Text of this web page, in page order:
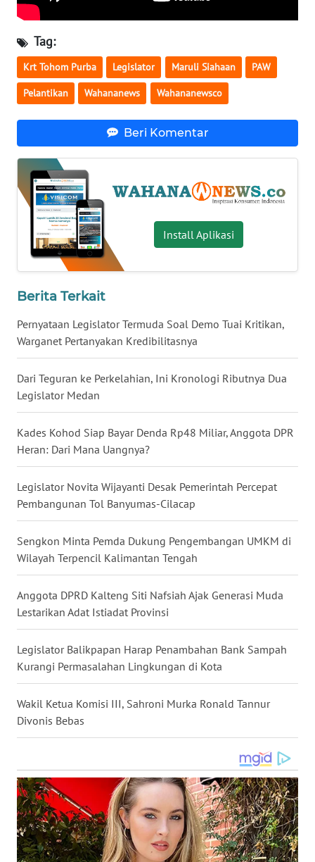
Tag:
Krt Tohom Purba Legislator Maruli Siahaan PAW
Pelantikan Wahananews Wahananewsco
Beri Komentar
Install Aplikasi
Berita Terkait
Pernyataan Legislator Termuda Soal Demo Tuai Kritikan,
Warganet Pertanyakan Kredibilitasnya
Dari Teguran ke Perkelahian, Ini Kronologi Ributnya Dua
Legislator Medan
Kades Kohod Siap Bayar Denda Rp48 Miliar, Anggota DPR
Heran: Dari Mana Uangnya?
Legislator Novita Wijayanti Desak Pemerintah Percepat
Pembangunan Tol Banyumas-Cilacap
Sengkon Minta Pemda Dukung Pengembangan UMKM di
Wilayah Terpencil Kalimantan Tengah
Anggota DPRD Kalteng Siti Nafsiah Ajak Generasi Muda
Lestarikan Adat Istiadat Provinsi
Legislator Balikpapan Harap Penambahan Bank Sampah
Kurangi Permasalahan Lingkungan di Kota
Wakil Ketua Komisi III, Sahroni Murka Ronald Tannur
Divonis Bebas
WN
BABEL
WN
SUMBAR
WN
BENGKULU
WN
LAMPUNG
JATENG
NUSANTARA
WN
JOGJA
WN
JATIM
WN
BALI
WN
KALBAR
WN
KALTENG
WN
KALTARA
WN
WN
SULSEL
WN